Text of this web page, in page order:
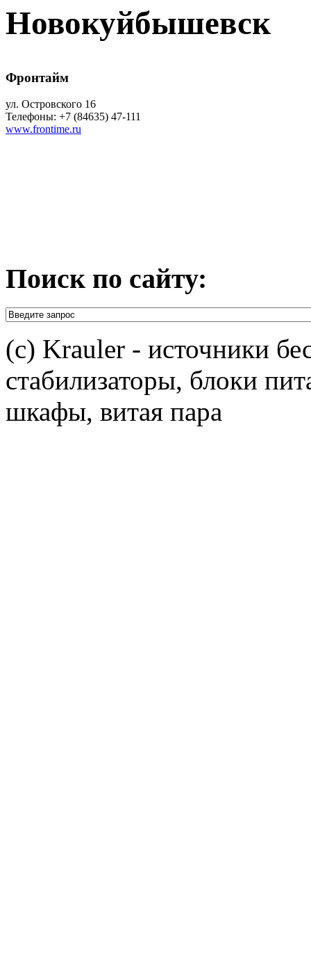
Новокуйбышевск
Фронтайм
ул. Островского 16
Телефоны: +7 (84635) 47-111
www.frontime.ru
Поиск по сайту:
(c) Krauler - источники
стабилизаторы, блоки
шкафы, витая пара